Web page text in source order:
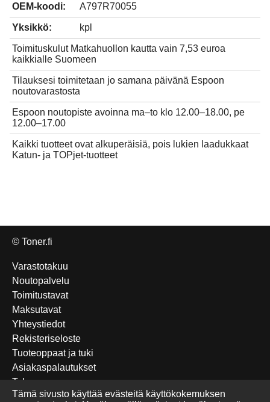
OEM-koodi: A797R70055
Yksikkö: kpl
Toimituskulut Matkahuollon kautta vain 7,53 euroa
kaikkialle Suomeen
Tilauksesi toimitetaan jo samana päivänä Espoon
noutovarastosta
Espoon noutopiste avoinna ma–to klo 12.00–18.00, pe
12.00–17.00
Kaikki tuotteet ovat alkuperäisiä, pois lukien laadukkaat
Katun- ja TOPjet-tuotteet
© Toner.fi
Varastotakuu
Noutopalvelu
Toimitustavat
Maksutavat
Yhteystiedot
Rekisteriseloste
Tuoteoppaat ja tuki
Asiakaspalautukset
Takuu
Edulliset Katun-tuotteet
Tämä sivusto käyttää evästeitä käyttökokemuksen